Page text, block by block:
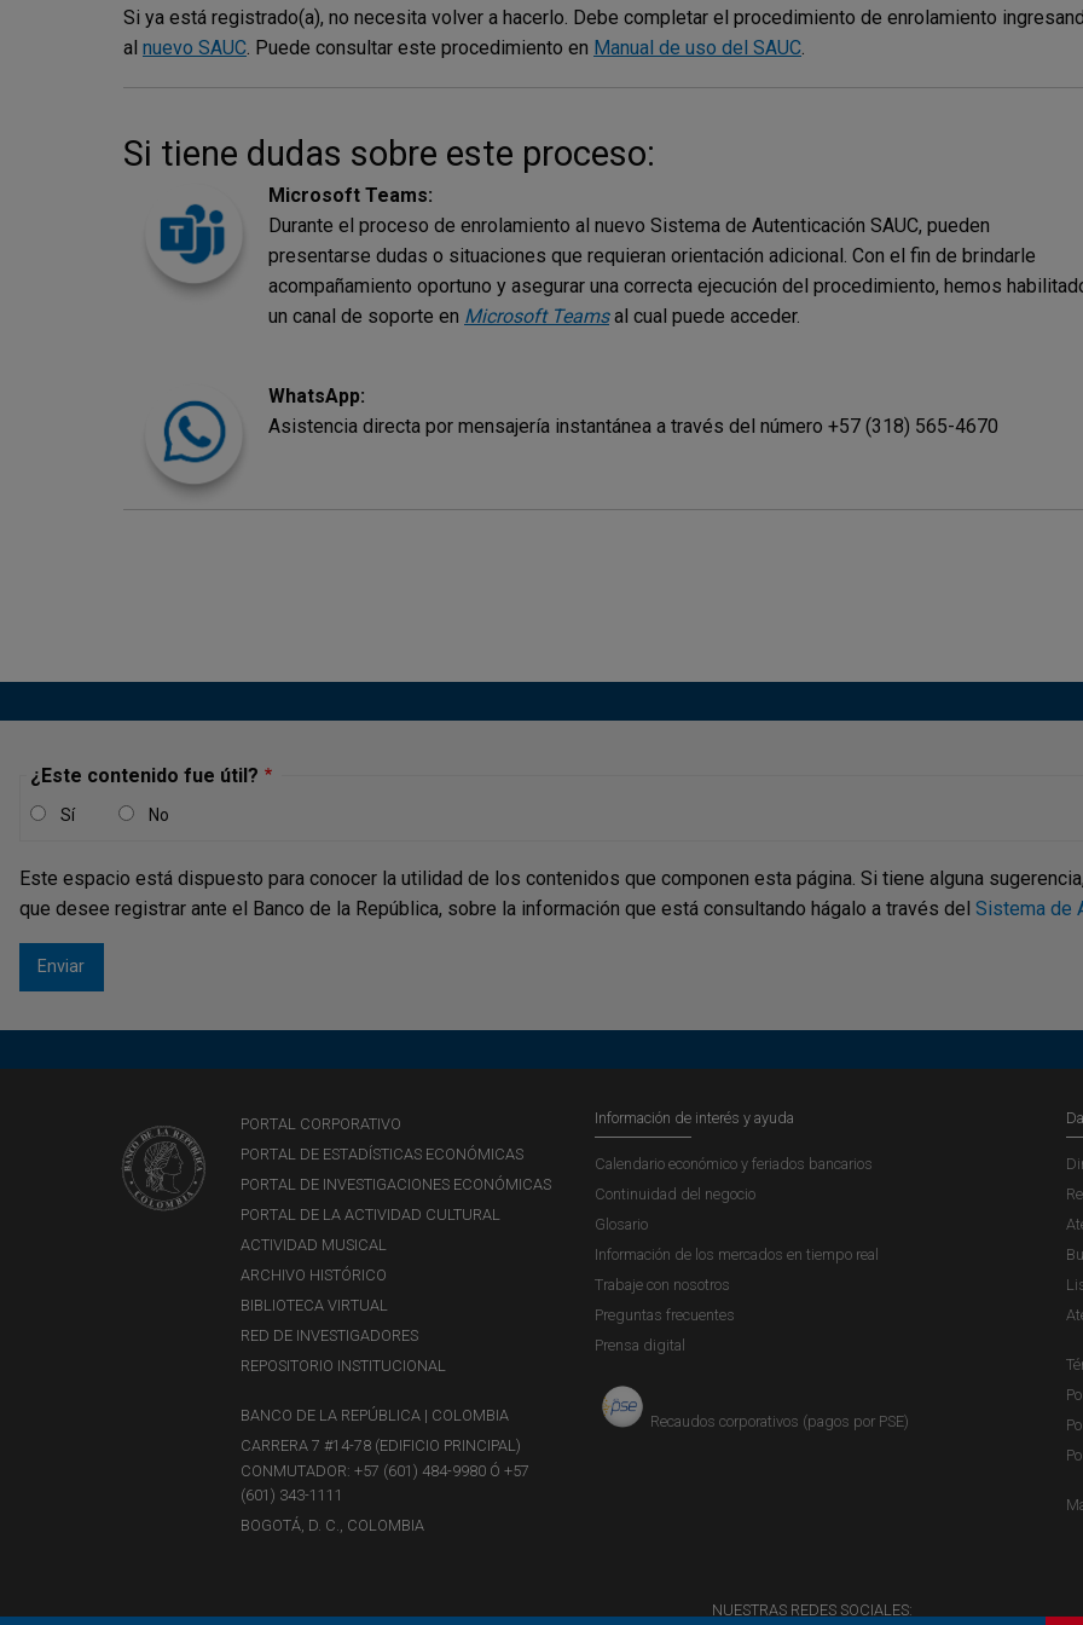
Si ya está registrado(a), no necesita volver a hacerlo. Debe completar el procedimiento de enrolamiento
al nuevo SAUC. Puede consultar este procedimiento en Manual de uso del SAUC.
Si tiene dudas sobre este proceso:
Microsoft Teams:
Durante el proceso de enrolamiento al nuevo Sistema de Autenticación SAUC, pueden
presentarse dudas o situaciones que requieran orientación adicional. Con el fin de brindarle
acompañamiento oportuno y asegurar una correcta ejecución del procedimiento, hemos
un canal de soporte en Microsoft Teamsal cual puede acceder.
WhatsApp:
Asistencia directa por mensajería instantánea a través del número +57 (318) 565-4670
¿Este contenido fue útil?
Sí No
Este espacio está dispuesto para conocer la utilidad de los contenidos que componen esta página. Si tiene alguna
que desee registrar ante el Banco de la República, sobre la información que está consultando hágalo a través del Sistema de
PORTAL CORPORATIVO
PORTAL DE ESTADÍSTICAS ECONÓMICAS
PORTAL DE INVESTIGACIONES ECONÓMICAS
PORTAL DE LA ACTIVIDAD CULTURAL
ACTIVIDAD MUSICAL
ARCHIVO HISTÓRICO
BIBLIOTECA VIRTUAL
RED DE INVESTIGADORES
REPOSITORIO INSTITUCIONAL
BANCO DE LA REPÚBLICA | COLOMBIA
CARRERA 7 #14-78 (EDIFICIO PRINCIPAL)
CONMUTADOR: +57 (601) 484-9980 Ó +57
(601) 343-1111
BOGOTÁ, D. C., COLOMBIA
Información de interés y ayuda
Calendario económico y feriados bancarios
Continuidad del negocio
Glosario
Información de los mercados en tiempo real
Trabaje con nosotros
Preguntas frecuentes
Prensa digital
Recaudos corporativos (pagos por PSE)
NUESTRAS REDES SOCIALES: